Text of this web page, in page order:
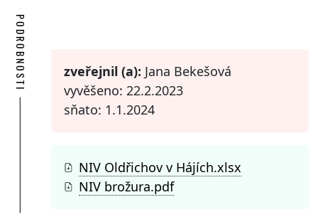
PODROBNOSTI zveřejnil (a): Jana Bekešová
vyvěšeno: 22.2.2023
sňato: 1.1.2024
NIV Oldřichov v Hájích.xlsx
NIV brožura.pdf